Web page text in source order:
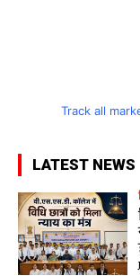
Track all
LATEST NEWS